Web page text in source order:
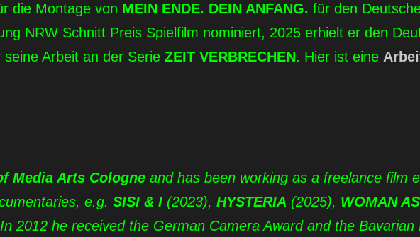
die Montage von MEIN ENDE. DEIN ANFANG. für den
NRW Schnitt Preis Spielfilm nominiert, 2025 erhielt er den
Arbeit an der Serie ZEIT VERBRECHEN. Hier ist eine
Media Arts Cologne and has been working as a freelance film
e.g. SISI & I (2023), HYSTERIA (2025), WOMAN AS
2012 he received the German Camera Award and the Bavarian